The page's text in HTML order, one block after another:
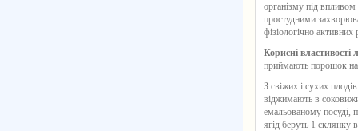
організму під
простудними
фізіологічно
Корисні
приймають порошок
З свіжих і сухих
віджимають в
емальованому посуді,
ягід беруть 1 склянку